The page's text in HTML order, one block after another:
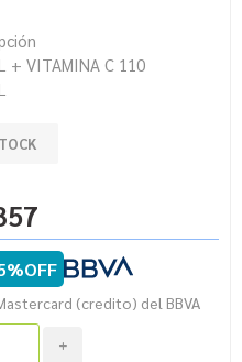
+ VITAMINA C 110
(credito) del BBVA
i